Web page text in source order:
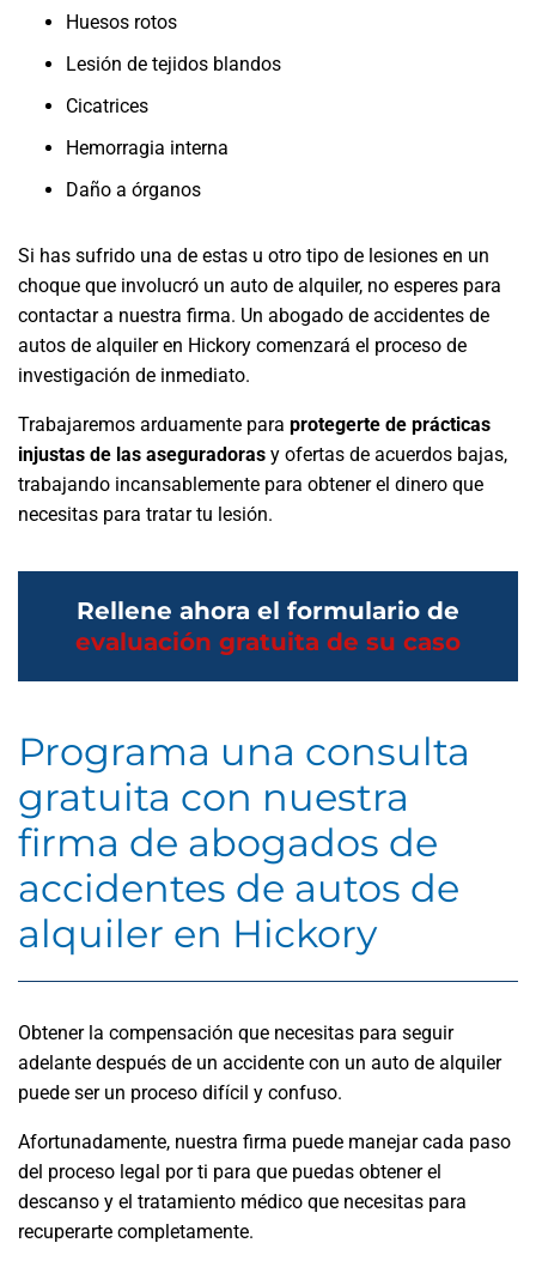
Huesos rotos
Lesión de tejidos blandos
Cicatrices
Hemorragia interna
Daño a órganos
Si has sufrido una de estas u otro tipo de lesiones en un
choque que involucró un auto de alquiler, no esperes para
contactar a nuestra firma. Un abogado de accidentes de
autos de alquiler en Hickory comenzará el proceso de
investigación de inmediato.
Trabajaremos arduamente para protegerte de prácticas
injustas de las aseguradoras y ofertas de acuerdos bajas,
trabajando incansablemente para obtener el dinero que
necesitas para tratar tu lesión.
Rellene ahora el formulario de
evaluación gratuita de su caso
Programa una consulta
gratuita con nuestra
firma de abogados de
accidentes de autos de
alquiler en Hickory
Obtener la compensación que necesitas para seguir
adelante después de un accidente con un auto de alquiler
puede ser un proceso difícil y confuso.
Afortunadamente, nuestra firma puede manejar cada paso
del proceso legal por ti para que puedas obtener el
descanso y el tratamiento médico que necesitas para
recuperarte completamente.